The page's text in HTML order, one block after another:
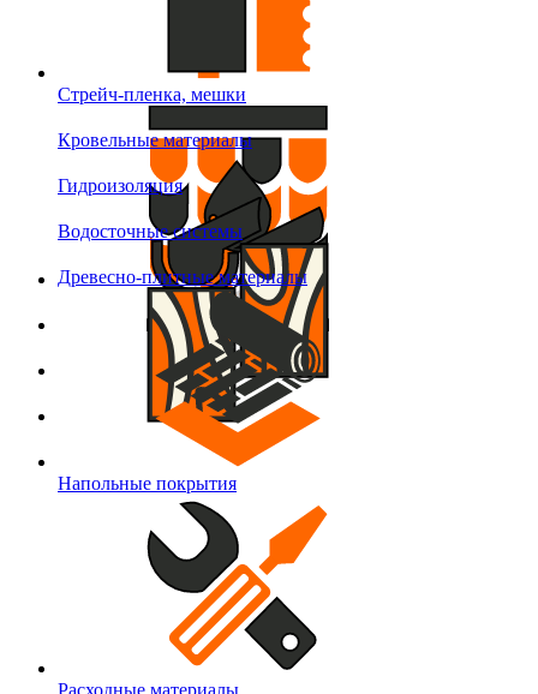
Стрейч-пленка, мешки
Кровельные материалы
Гидроизоляция
Водосточные системы
Древесно-плитные материалы
Напольные покрытия
Расходные материалы